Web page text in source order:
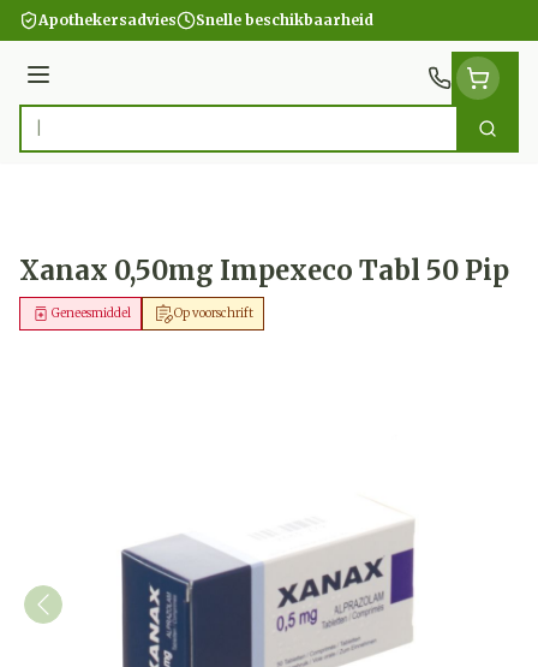
Ga naar de inhoud
Apothekersadvies Snelle beschikbaarheid
Menu
Product, merk, categorie... Zoek
Xanax 0,50mg Impexeco Tabl 50 Pip
Op voorschrift
Geneesmiddel